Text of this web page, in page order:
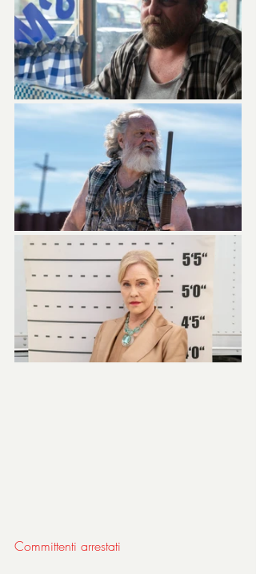
Committenti arrestati